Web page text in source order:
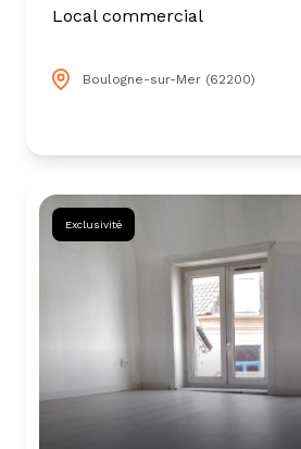
Local commercial
Boulogne-sur-Mer (62200)
Exclusivité